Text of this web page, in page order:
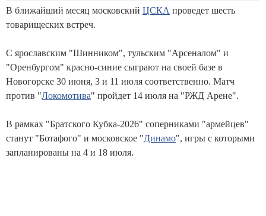
В ближайший месяц московский ЦСКА проведет шесть
товарищеских встреч.
С ярославским "Шинником", тульским "Арсеналом" и
"Оренбургом" красно-синие сыграют на своей базе в
Новогорске 30 июня, 3 и 11 июля соответственно. Матч
против "Локомотива" пройдет 14 июля на "РЖД Арене".
В рамках "Братского Кубка-2026" соперниками "армейцев"
станут "Ботафого" и московское "Динамо", игры с которыми
запланированы на 4 и 18 июля.